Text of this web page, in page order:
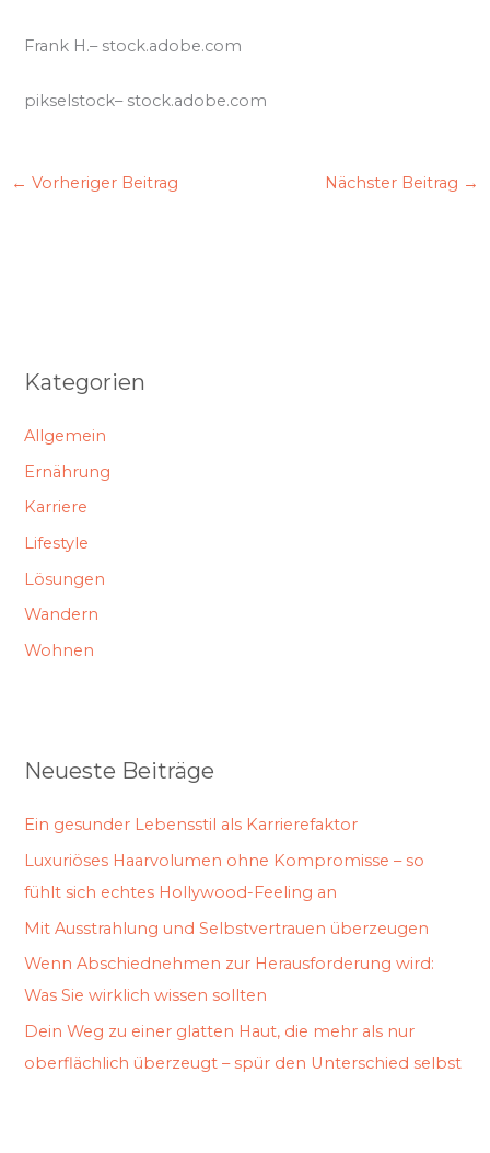
Frank H.– stock.adobe.com
pikselstock– stock.adobe.com
← Vorheriger Beitrag Nächster Beitrag →
Kategorien
Allgemein
Ernährung
Karriere
Lifestyle
Lösungen
Wandern
Wohnen
Neueste Beiträge
Ein gesunder Lebensstil als Karrierefaktor
Luxuriöses Haarvolumen ohne Kompromisse – so
fühlt sich echtes Hollywood-Feeling an
Mit Ausstrahlung und Selbstvertrauen überzeugen
Wenn Abschiednehmen zur Herausforderung wird:
Was Sie wirklich wissen sollten
Dein Weg zu einer glatten Haut, die mehr als nur
oberflächlich überzeugt – spür den Unterschied selbst